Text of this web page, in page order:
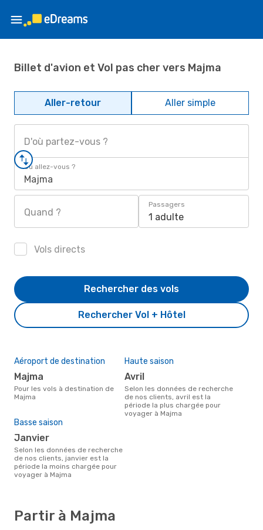
Billet d'avion et Vol pas cher vers Majma
Aller-retour Aller simple
D'où partez-vous ?
Où allez-vous ?
Majma
Quand ?
Passagers
1 adulte
Vols directs
Rechercher Vol + Hôtel
Rechercher des vols
Aéroport de destination
Majma
Pour les vols à destination de
Majma
Haute saison
avril
Selon les données de recherche
de nos clients, avril est la
période la plus chargée pour
voyager à Majma
Basse saison
janvier
Selon les données de recherche
de nos clients, janvier est la
période la moins chargée pour
voyager à Majma
Partir à Majma